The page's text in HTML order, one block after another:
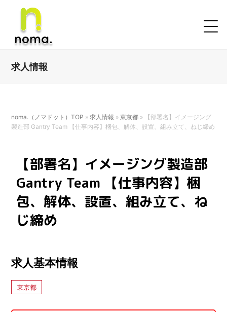
求人情報
noma.（ノマドット）TOP »求人情報 »東京都 »
【部署名】イメージング
製造部 Gantry Team 【仕事内容】梱包、解体、設置、組み立て、ねじ締め
【部署名】イメージング製造部
Gantry Team 【仕事内容】梱
包、解体、設置、組み立て、ね
じ締め
求人基本情報
東京都